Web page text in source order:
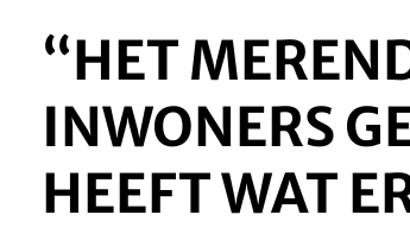
“HET
INWONERS
HEEFT WAT